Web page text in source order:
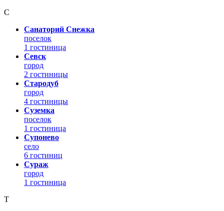
С
Санаторий Снежка
поселок
1 гостиница
Севск
город
2 гостиницы
Стародуб
город
4 гостиницы
Суземка
поселок
1 гостиница
Супонево
село
6 гостиниц
Сураж
город
1 гостиница
Т